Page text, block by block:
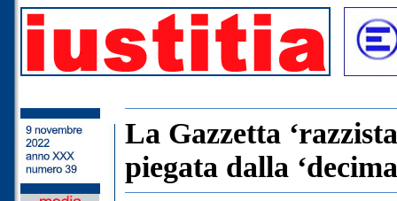
La Gazzetta
piegata dalla